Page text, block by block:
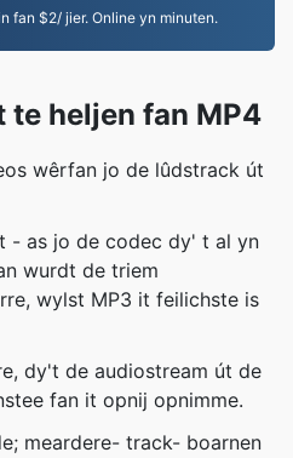
fan $2/ jier. Online yn minuten.
te heljen fan MP4
wêrfan jo de lûdstrack út
- as jo de codec dy' t al yn
wurdt de triem
wylst MP3 it feilichste is
dy't de audiostream út de
fan it opnij opnimme.
meardere- track- boarnen